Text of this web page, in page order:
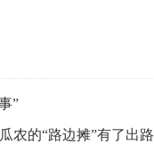
”
农的“路边摊”有了出路